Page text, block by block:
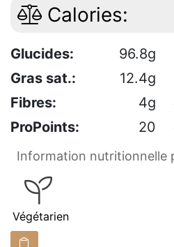
Calories:
Glucides: 96.8g
Gras sat.:
12.4g
Fibres:
4g
ProPoints:
20
Information nutritionnelle
Végétarien